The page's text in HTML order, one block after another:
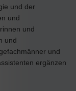
und der
und
und
und
und
ergänzen